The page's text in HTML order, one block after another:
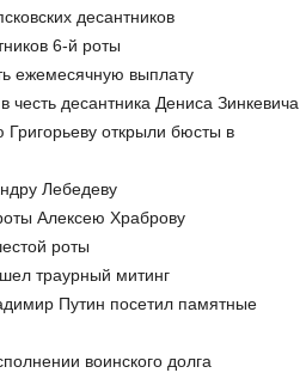
десантников
6-й роты
ежемесячную выплату
честь десантника Дениса Зинкевича
открыли бюсты в
Лебедеву
Алексею Храброву
роты
траурный митинг
Путин посетил памятные
воинского долга